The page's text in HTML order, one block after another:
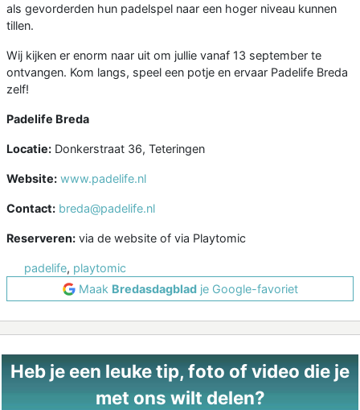
als gevorderden hun padelspel naar een hoger niveau kunnen
tillen.
Wij kijken er enorm naar uit om jullie vanaf 13 september te
ontvangen. Kom langs, speel een potje en ervaar Padelife Breda
zelf!
Padelife Breda
Locatie: Donkerstraat 36, Teteringen
Website: www.padelife.nl
Contact: breda@padelife.nl
Reserveren: via de website of via Playtomic
padelife, playtomic
Maak Bredasdagbladje Google-favoriet
Heb je een leuke tip, foto of video die je
met ons wilt delen?